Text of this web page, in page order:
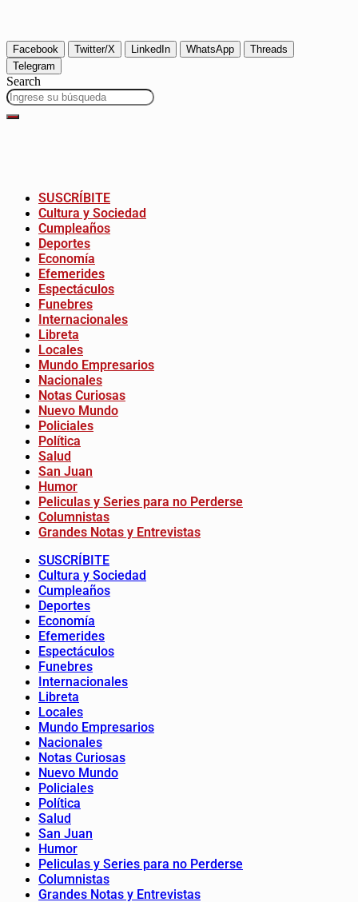
Facebook Twitter/X LinkedIn WhatsApp
Threads
Telegram
Search
SUSCRÍBITE
Cultura y Sociedad
Cumpleaños
Deportes
Economía
Efemerides
Espectáculos
Funebres
Internacionales
Libreta
Locales
Mundo Empresarios
Nacionales
Notas Curiosas
Nuevo Mundo
Policiales
Política
Salud
San Juan
Humor
Peliculas y Series para no Perderse
Columnistas
Grandes Notas y Entrevistas
SUSCRÍBITE
Cultura y Sociedad
Cumpleaños
Deportes
Economía
Efemerides
Espectáculos
Funebres
Internacionales
Libreta
Locales
Mundo Empresarios
Nacionales
Notas Curiosas
Nuevo Mundo
Policiales
Política
Salud
San Juan
Humor
Peliculas y Series para no Perderse
Columnistas
Grandes Notas y Entrevistas